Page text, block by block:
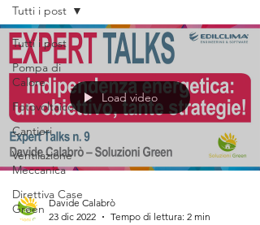
Tutti i post
Pompa di
Calore
Fotovoltaico
Cantieri
Ventilazione
Meccanica
Direttiva Case
Green
Tutti i post
Load video
Davide Calabrò
23 dic 2022
Tempo di lettura: 2 min